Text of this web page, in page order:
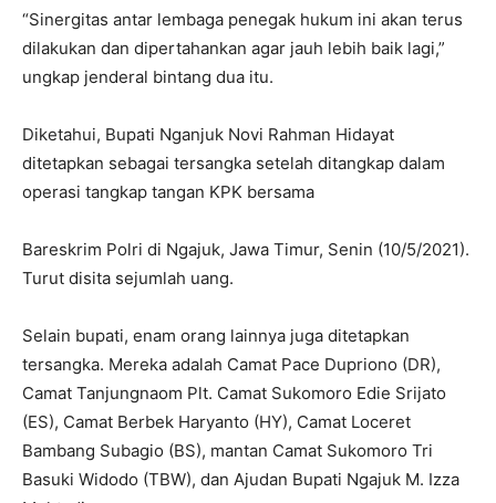
“Sinergitas antar lembaga penegak hukum ini akan terus
dilakukan dan dipertahankan agar jauh lebih baik lagi,”
ungkap jenderal bintang dua itu.
Diketahui, Bupati Nganjuk Novi Rahman Hidayat
ditetapkan sebagai tersangka setelah ditangkap dalam
operasi tangkap tangan KPK bersama
Bareskrim Polri di Ngajuk, Jawa Timur, Senin (10/5/2021).
Turut disita sejumlah uang.
Selain bupati, enam orang lainnya juga ditetapkan
tersangka. Mereka adalah Camat Pace Dupriono (DR),
Camat Tanjungnaom Plt. Camat Sukomoro Edie Srijato
(ES), Camat Berbek Haryanto (HY), Camat Loceret
Bambang Subagio (BS), mantan Camat Sukomoro Tri
Basuki Widodo (TBW), dan Ajudan Bupati Ngajuk M. Izza